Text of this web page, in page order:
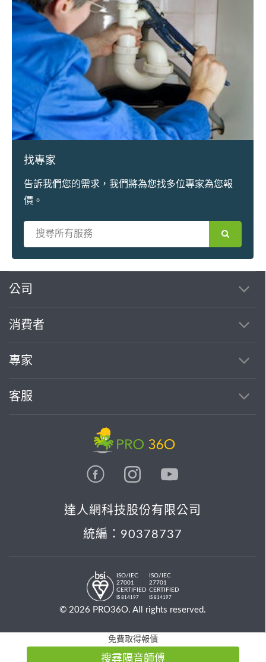
找專家
告訴我們您的需求，我們將為您找多位專家為您報
價。
公司
消費者
專家
客服
達人網科技股份有限公司
統編：90378737
ISO/IEC
27001
CERTIFIED
IS 814197
ISO/IEC
27701
CERTIFIED
IS 814197
© 2026 PRO36O. All rights reserved.
免費取得報價
搜尋隔音師傅
繼續完成